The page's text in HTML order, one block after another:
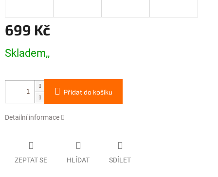
699 Kč
cena:
Skladem,,
Přidat do košíku
Detailní informace
ZEPTAT SE HLÍDAT SDÍLET